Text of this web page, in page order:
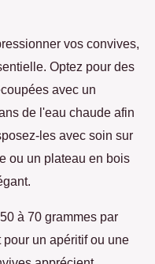
vos convives,
Optez pour des
avec un
de l'eau chaude afin
les avec soin sur
ou un plateau en bois
à 70 grammes par
un apéritif ou une